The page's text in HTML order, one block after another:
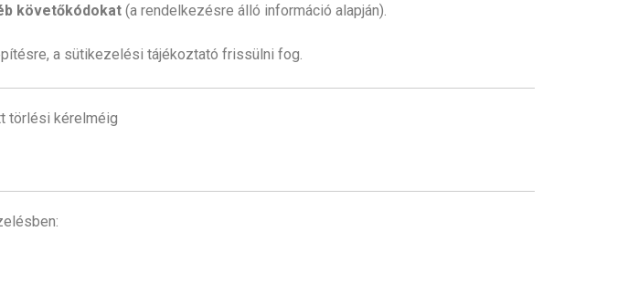
követőkódokat (a rendelkezésre álló információ alapján).
a sütikezelési tájékoztató frissülni fog.
törlési kérelméig